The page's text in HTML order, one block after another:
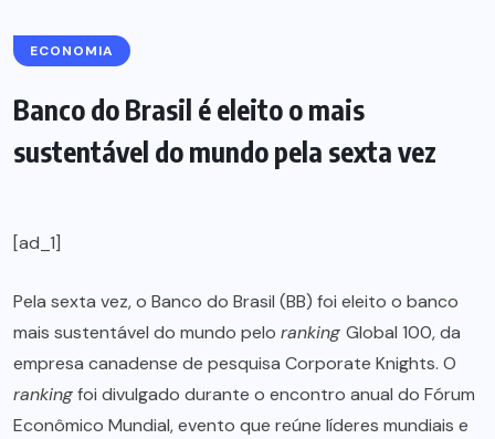
ECONOMIA
Banco do Brasil é eleito o mais
sustentável do mundo pela sexta vez
[ad_1]
Pela sexta vez, o Banco do Brasil (BB) foi eleito o banco
mais sustentável do mundo pelo ranking Global 100, da
empresa canadense de pesquisa Corporate Knights. O
rankingfoi divulgado durante o encontro anual do Fórum
Econômico Mundial, evento que reúne líderes mundiais e